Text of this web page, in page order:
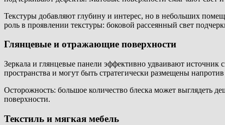
Текстуры добавляют глубину и интерес, но в небольших
роль в проявлении текстуры: боковой рассеянный свет
Глянцевые и отражающие поверхности
Зеркала и глянцевые панели эффективно удваивают
пространства и могут быть стратегически размещены
Осторожность: большое количество блеска может выглядеть
поверхности.
Текстиль и мягкая мебель